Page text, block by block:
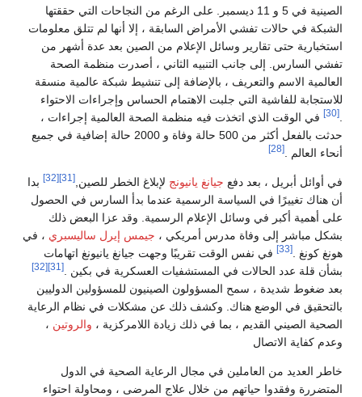
الصينية في 5 و 11 ديسمبر. على الرغم من النجاحات التي حققتها
الشبكة في حالات تفشي الأمراض السابقة ، إلا أنها لم تتلق معلومات
استخبارية حتى تقارير وسائل الإعلام من الصين بعد عدة أشهر من
تفشي السارس. إلى جانب التنبيه الثاني ، أصدرت منظمة الصحة
العالمية الاسم والتعريف ، بالإضافة إلى تنشيط شبكة عالمية منسقة
للاستجابة للفاشية التي جلبت الاهتمام الحساس وإجراءات الاحتواء
في الوقت الذي اتخذت فيه منظمة الصحة العالمية إجراءات ،
حدثت بالفعل أكثر من 500 حالة وفاة و 2000 حالة إضافية في جميع
أنحاء العالم .
في أوائل أبريل ، بعد دفعجيانغ يانيونجلإبلاغ الخطر للصين, [32]
بدا
أن هناك تغييرًا في السياسة الرسمية عندما بدأ السارس في الحصول
على أهمية أكبر في وسائل الإعلام الرسمية. وقد عزا البعض ذلك
بشكل مباشر إلى وفاة مدرس أمريكي ،جيمس إيرل ساليسبري، في
هونغ كونغ .
في نفس الوقت تقريبًا وجهت جيانغ يانيونغ اتهامات
بشأن قلة عدد الحالات في المستشفيات العسكرية في بكين .
[32]
بعد ضغوط شديدة ، سمح المسؤولون الصينيون للمسؤولين الدوليين
بالتحقيق في الوضع هناك. وكشف ذلك عن مشكلات في نظام الرعاية
الصحية الصيني القديم ، بما في ذلك زيادة اللامركزية ،والروتين،
وعدم كفاية الاتصال
خاطر العديد من العاملين في مجال الرعاية الصحية في الدول
المتضررة وفقدوا حياتهم من خلال علاج المرضى ، ومحاولة احتواء